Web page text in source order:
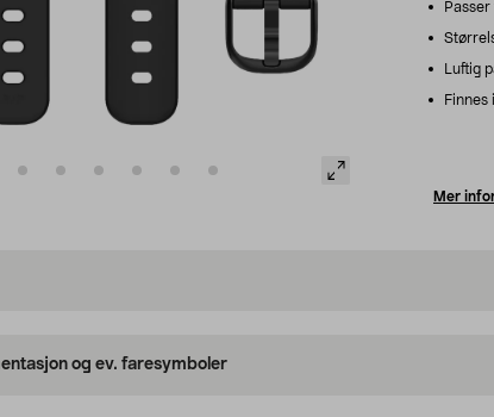
Luftig
Finnes
Mer
og ev. faresymboler